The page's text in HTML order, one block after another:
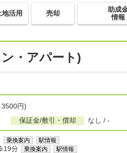
地活用 売却
助成
情報
・アパート)
円)
保証金/敷引・償却 なし / -
乗換案内 駅情報
19分 乗換案内 駅情報